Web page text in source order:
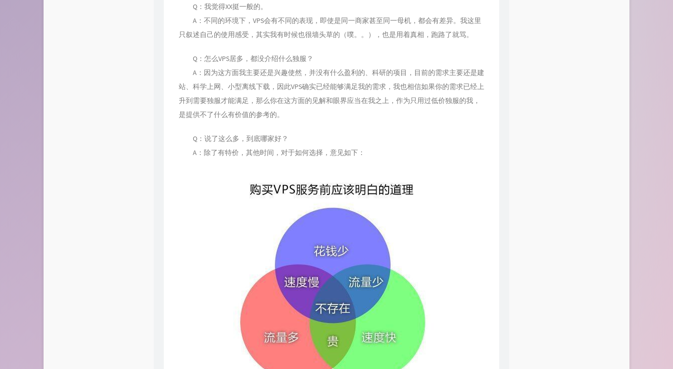
Q：我觉得XX挺一般的。
A：不同的环境下，VPS会有不同的表现，即使是同一商家甚至同一母机，都会有差异。我这里
只叙述自己的使用感受，其实我有时候也很墙头草的（噗。。），也是用着真相，跑路了就骂。
Q：怎么VPS居多，都没介绍什么独服？
A：因为这方面我主要还是兴趣使然，并没有什么盈利的、科研的项目，目前的需求主要还是建
站、科学上网、小型离线下载，因此VPS确实已经能够满足我的需求，我也相信如果你的需求已经上
升到需要独服才能满足，那么你在这方面的见解和眼界应当在我之上，作为只用过低价独服的我，
是提供不了什么有价值的参考的。
Q：说了这么多，到底哪家好？
A：除了有特价，其他时间，对于如何选择，意见如下：